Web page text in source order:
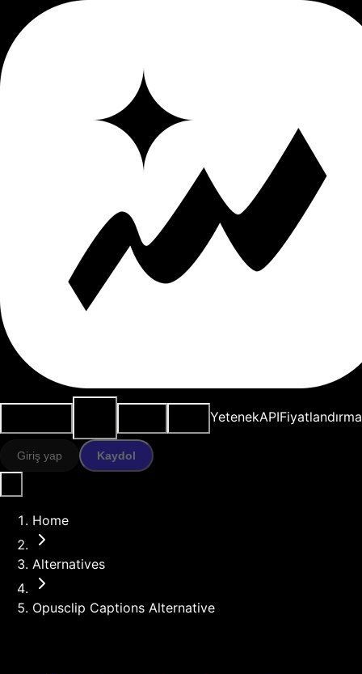
YetenekAPIFiyatlandırma
Giriş yap Kaydol
Home
Alternatives
Opusclip Captions Alternative